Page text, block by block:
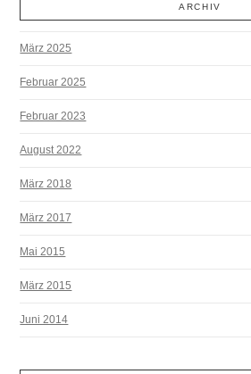
ARCHIV
März 2025
Februar 2025
Februar 2023
August 2022
März 2018
März 2017
Mai 2015
März 2015
Juni 2014